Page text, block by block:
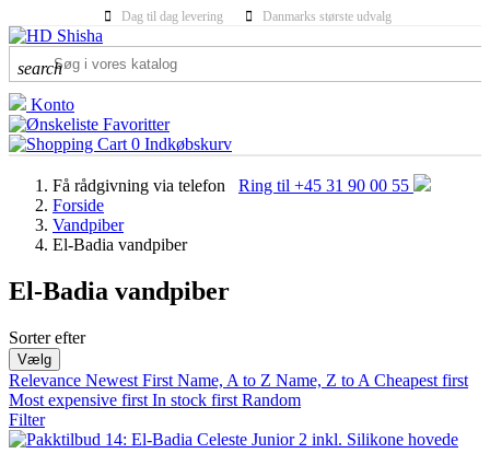
Dag til dag levering Danmarks største udvalg
search
Konto
Favoritter
0 Indkøbskurv
Få rådgivning via telefon
Ring til +45 31 90 00 55
Forside
Vandpiber
El-Badia vandpiber
El-Badia vandpiber
MANUFACTURERS
MATERIALE
FARVE
Sorter efter
Vælg
Relevance Newest First Name, A to Z Name, Z to A Cheapest first
Most expensive first In stock first Random
Filter